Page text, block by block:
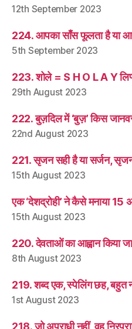
12th September 2023
224. आपका साँस फूलता है या
5th September 2023
223. शोले = S H O L A Y
29th August 2023
222. बुज़दिल में ‘बुज़’ किस
22nd August 2023
221. सृजन सही है या सर्जन,
15th August 2023
एक ‘देशद्रोही’ ने कैसे मनाया 15
15th August 2023
220. देवताओं का आह्वान किया
8th August 2023
219. शब्द एक, स्पेलिंग छह, बहुत
1st August 2023
218. जो अपराधी नहीं, वह